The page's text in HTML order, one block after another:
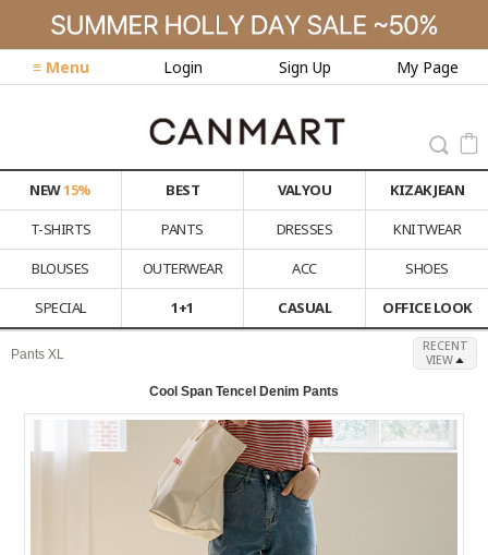
≡ Menu Login Sign Up My Page
NEW15% BEST VALYOU
KIZAK JEAN
T-SHIRTS
PANTS DRESSES
KNITWEAR
BLOUSES
OUTERWEAR ACC
SHOES
SPECIAL
1+1 CASUAL OFFICE LOOK
Pants XL
RECENT
VIEW
Cool Span Tencel Denim Pants